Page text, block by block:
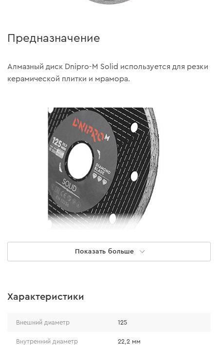
Предназначение
Алмазный диск Dnipro-M Solid используется для резки
керамической плитки и мрамора.
оставляет аккуратный вид обрабатываемого
материала. Рекомендуется выполнение работ с
Показать больше
Характеристики
Внешний диаметр 125
Внутренний диаметр 22,2 мм